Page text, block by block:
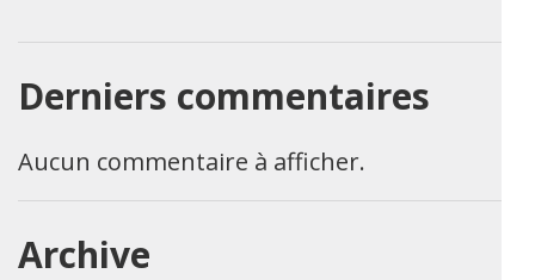
Derniers commentaires
Aucun commentaire à afficher.
Archive